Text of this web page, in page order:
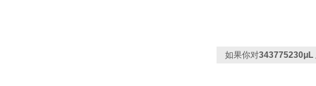
如果你对343775230μL